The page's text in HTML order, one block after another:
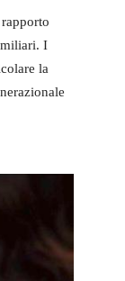
I
la